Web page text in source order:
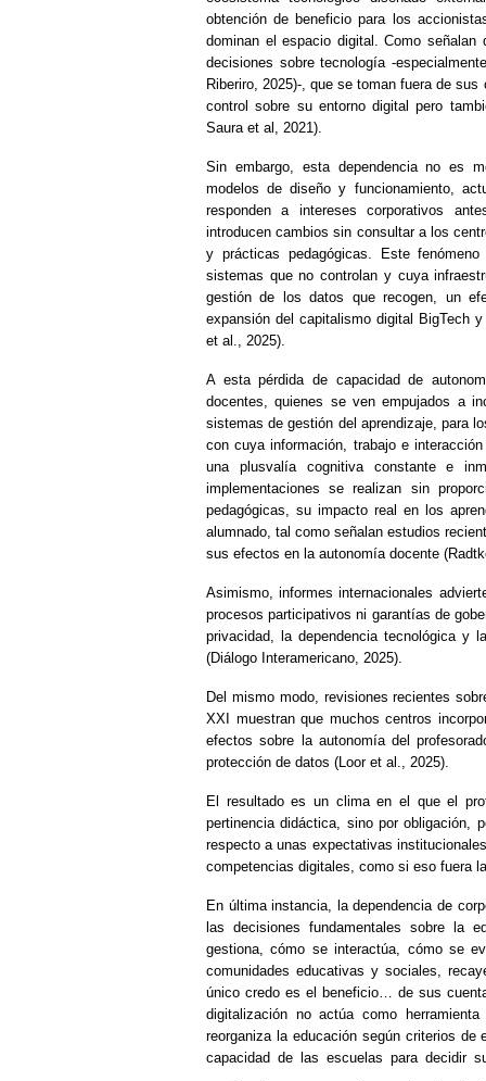
obtención de beneficio para los
dominan el espacio digital. Como
decisiones sobre tecnología -
Riberiro, 2025)-, que se toman fuera de
control sobre su entorno digital pero
Saura et al, 2021).
Sin embargo, esta dependencia no es
modelos de diseño y funcionamiento,
responden a intereses corporativos
introducen cambios sin consultar a los
y prácticas pedagógicas. Este
sistemas que no controlan y cuya
gestión de los datos que recogen, un
expansión del capitalismo digital BigTech
et al., 2025).
A esta pérdida de capacidad de
docentes, quienes se ven empujados a
sistemas de gestión del aprendizaje, para
con cuya información, trabajo e
una plusvalía cognitiva constante e
implementaciones se realizan sin
pedagógicas, su impacto real en los
alumnado, tal como señalan estudios
sus efectos en la autonomía docente
Asimismo, informes internacionales
procesos participativos ni garantías de
privacidad, la dependencia tecnológica y
(Diálogo Interamericano, 2025).
Del mismo modo, revisiones recientes
XXI muestran que muchos centros
efectos sobre la autonomía del
protección de datos (Loor et al., 2025).
El resultado es un clima en el que el
pertinencia didáctica, sino por obligación,
respecto a unas expectativas
competencias digitales, como si eso fuera
En última instancia, la dependencia de
las decisiones fundamentales sobre la
gestiona, cómo se interactúa, cómo se
comunidades educativas y sociales,
único credo es el beneficio… de sus
digitalización no actúa como
reorganiza la educación según criterios
capacidad de las escuelas para decidir